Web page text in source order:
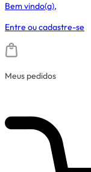
Bem vindo(a),
Entre oucadastre-se
Meus pedidos